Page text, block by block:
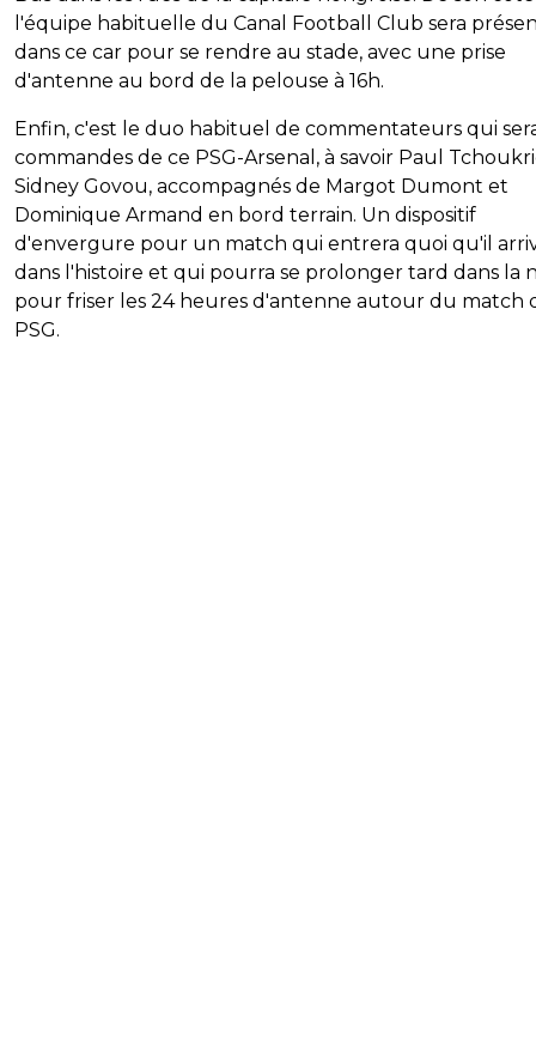
l'équipe habituelle du Canal Football Club sera
dans ce car pour se rendre au stade, avec une prise
d'antenne au bord de la pelouse à 16h.
Enfin, c'est le duo habituel de commentateurs qui
commandes de ce PSG-Arsenal, à savoir Paul
Sidney Govou, accompagnés de Margot Dumont et
Dominique Armand en bord terrain. Un dispositif
d'envergure pour un match qui entrera quoi qu'il
dans l'histoire et qui pourra se prolonger tard dans la
pour friser les 24 heures d'antenne autour du match
PSG.